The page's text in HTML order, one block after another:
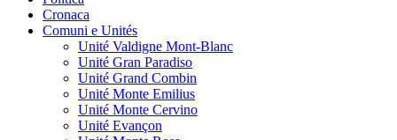
Cronaca
Comuni e Unités
Unité Valdigne Mont-Blanc
Unité Gran Paradiso
Unité Grand Combin
Unité Monte Emilius
Unité Monte Cervino
Unité Evançon